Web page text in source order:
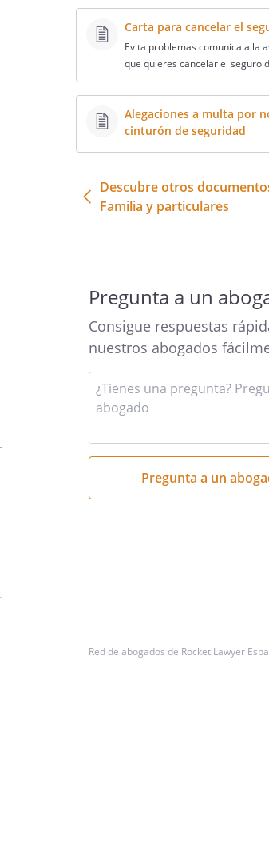
Carta para cancelar el
Evita problemas comunica a la
que quieres cancelar el seguro
Alegaciones a multa por
cinturón de seguridad
Descubre otros
Familia y particulares
Pregunta a un
Consigue respuestas
nuestros abogados
tu
pregunta
Red de abogados de Rocket Lawyer